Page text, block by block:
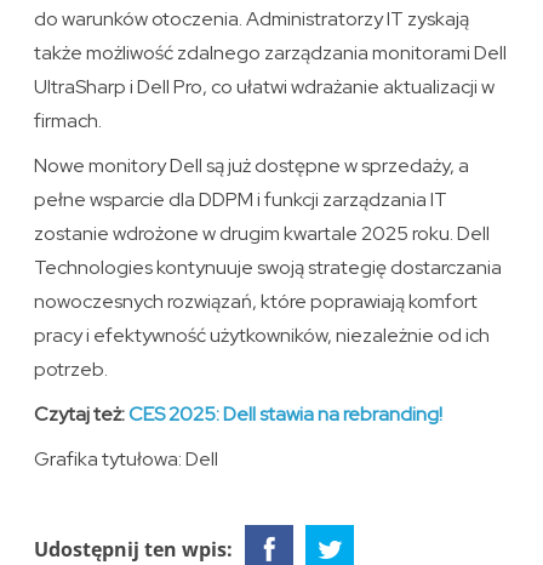
do warunków otoczenia. Administratorzy IT zyskają
także możliwość zdalnego zarządzania monitorami Dell
UltraSharp i Dell Pro, co ułatwi wdrażanie aktualizacji w
firmach.
Nowe monitory Dell są już dostępne w sprzedaży, a
pełne wsparcie dla DDPM i funkcji zarządzania IT
zostanie wdrożone w drugim kwartale 2025 roku. Dell
Technologies kontynuuje swoją strategię dostarczania
nowoczesnych rozwiązań, które poprawiają komfort
pracy i efektywność użytkowników, niezależnie od ich
potrzeb.
Czytaj też:CES 2025: Dell stawia na rebranding!
Grafika tytułowa: Dell
Udostępnij ten wpis: